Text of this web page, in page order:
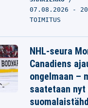
07.08.2026 -
TOIMITUS
NHL-seura
Canadiens
ongelmaan –
saatetaan